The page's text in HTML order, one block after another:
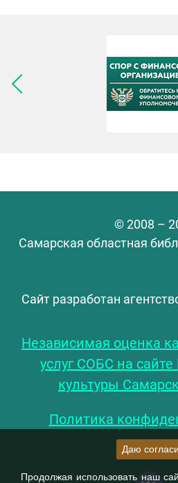
Следующее
© 2008 –
Самарская областная
Сайт разработан
Независимая оценка
услуг СОБС на
культуры
Политика
Даю
Продолжая использовать наш